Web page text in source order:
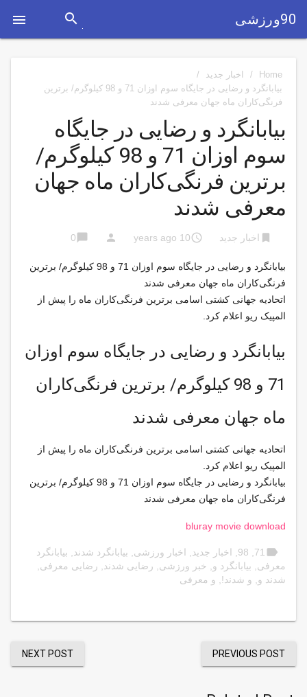
 90ورزشی search
Home
/ اخبار جدید
/
بیابانگرد و رضایی در جایگاه سوم اوزان 71 و 98 کیلوگرم/ برترین
فرنگی‌کاران ماه جهان معرفی شدند
بیابانگرد و رضایی در جایگاه
سوم اوزان 71 و 98 کیلوگرم/
برترین فرنگی‌کاران ماه جهان
معرفی شدند
bookmark اخبار جدید access_time
10 years ago
person
chat_bubble
0
بیابانگرد و رضایی در جایگاه سوم اوزان 71 و 98 کیلوگرم/ برترین
فرنگی‌کاران ماه جهان معرفی شدند
اتحادیه جهانی کشتی اسامی برترین فرنگی‌کاران ماه را پیش از
المپیک ریو اعلام کرد.
بیابانگرد و رضایی در جایگاه سوم اوزان
71 و 98 کیلوگرم/ برترین فرنگی‌کاران
ماه جهان معرفی شدند
اتحادیه جهانی کشتی اسامی برترین فرنگی‌کاران ماه را پیش از
المپیک ریو اعلام کرد.
بیابانگرد و رضایی در جایگاه سوم اوزان 71 و 98 کیلوگرم/ برترین
فرنگی‌کاران ماه جهان معرفی شدند
bluray movie download
label
71
98 اخبار جدید اخبار ورزشی بیابانگرد شدند
بیابانگرد
معرفی
بیابانگرد و خبر ورزشی رضایی شدند رضایی معرفی
شدند و
و شدند! و معرفی
PREVIOUS POST
NEXT POST